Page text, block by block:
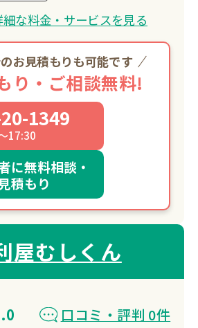
な料金・サービスを見る
お見積もりも可能です
り・ご相談無料!
1349
17:30
に無料相談・
積もり
屋むしくん
口コミ・評判 0件